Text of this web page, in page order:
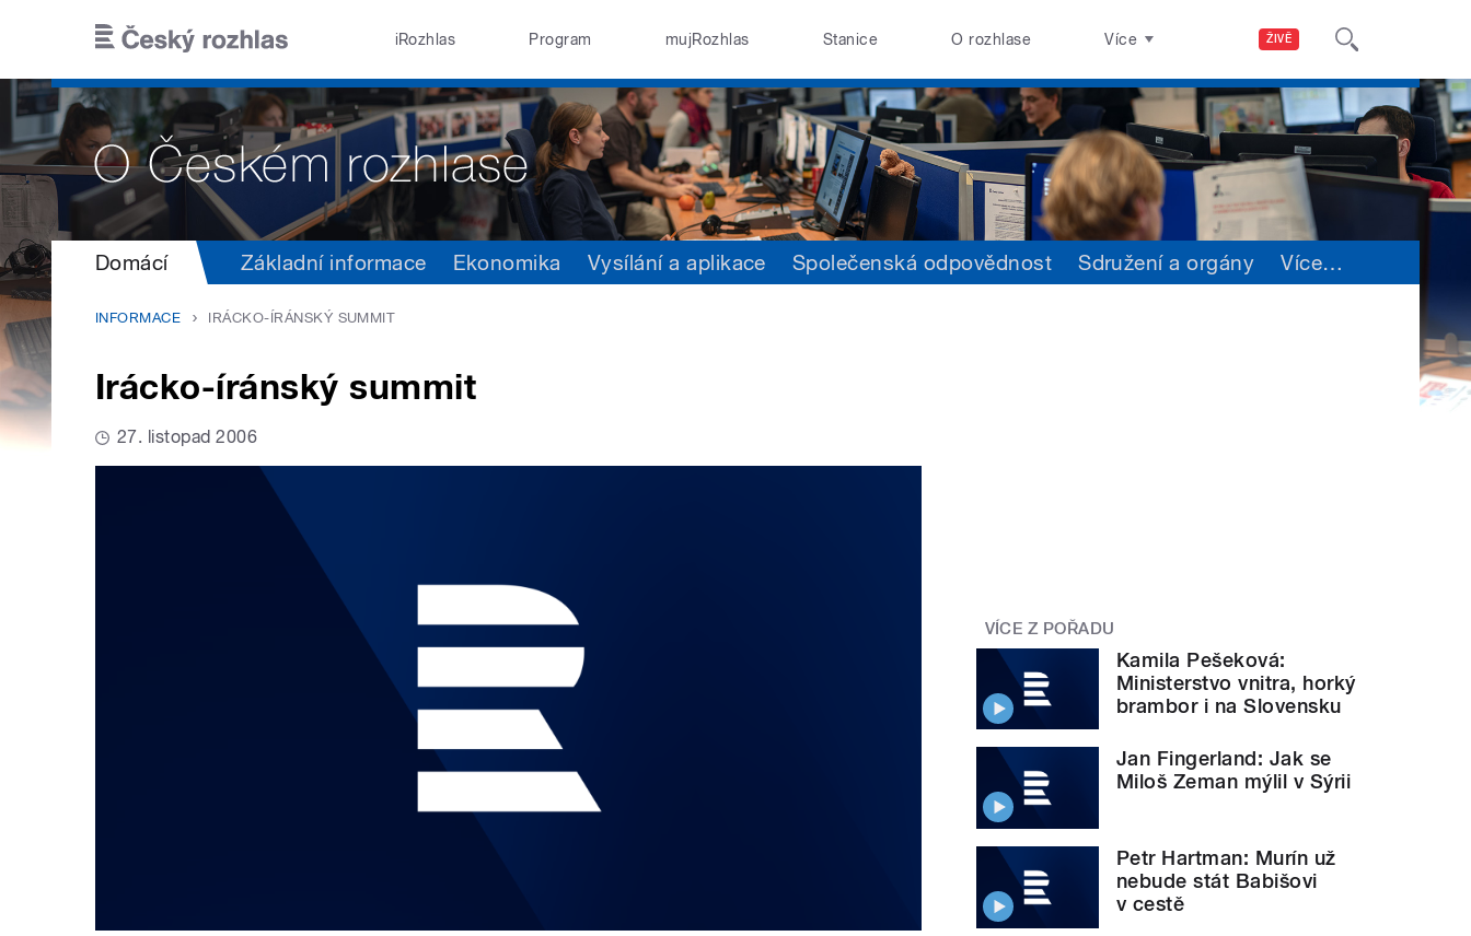
ŽIVĚ
iRozhlas Program mujRozhlas Stanice O rozhlase Více
Domácí Základní informace Ekonomika Vysílání a aplikace Společenská odpovědnost Sdružení a orgány Více…
INFORMACE IRÁCKO-ÍRÁNSKÝ SUMMIT
Irácko-íránský summit
27. listopad 2006
VÍCE Z POŘADU
Kamila Pešeková:
Ministerstvo vnitra, horký
brambor i na Slovensku
Jan Fingerland: Jak se
Miloš Zeman mýlil v Sýrii
Petr Hartman: Murín už
nebude stát Babišovi
v cestě